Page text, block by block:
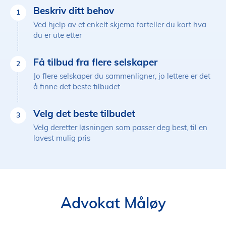
1 Beskriv ditt behov
Ved hjelp av et enkelt skjema forteller du kort hva
du er ute etter
2 Få tilbud fra flere selskaper
Jo flere selskaper du sammenligner, jo lettere er det
å finne det beste tilbudet
3 Velg det beste tilbudet
Velg deretter løsningen som passer deg best, til en
lavest mulig pris
Advokat Måløy